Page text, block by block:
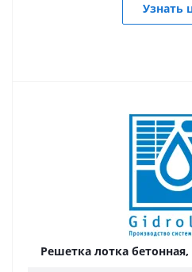
Узнать
Решетка лотка бетонная,